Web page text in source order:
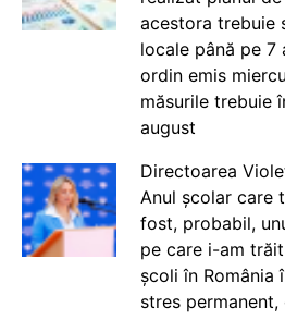
acestora trebuie
locale până pe 7
ordin emis
măsurile trebuie
august
Directoarea
Anul școlar care
fost, probabil,
pe care i-am
școli în România
stres